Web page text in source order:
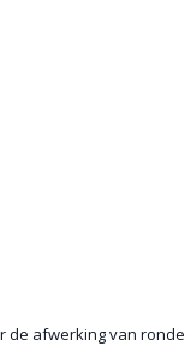
de afwerking van ronde